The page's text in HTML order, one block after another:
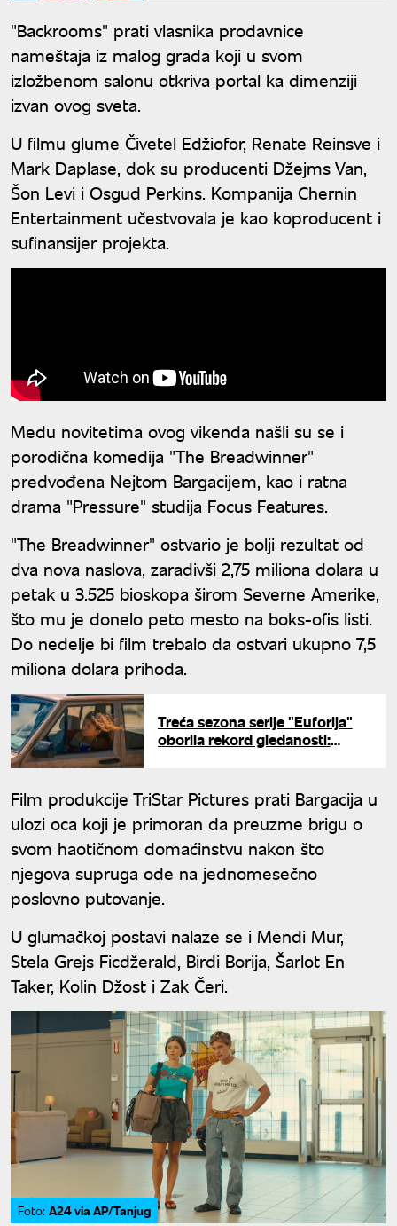
"Backrooms" prati vlasnika prodavnice
nameštaja iz malog grada koji u svom
izložbenom salonu otkriva portal ka dimenziji
izvan ovog sveta.
U filmu glume Čivetel Edžiofor, Renate Reinsve i
Mark Daplase, dok su producenti Džejms Van,
Šon Levi i Osgud Perkins. Kompanija Chernin
Entertainment učestvovala je kao koproducent i
sufinansijer projekta.
Među novitetima ovog vikenda našli su se i
porodična komedija "The Breadwinner"
predvođena Nejtom Bargacijem, kao i ratna
drama "Pressure" studija Focus Features.
"The Breadwinner" ostvario je bolji rezultat od
dva nova naslova, zaradivši 2,75 miliona dolara u
petak u 3.525 bioskopa širom Severne Amerike,
što mu je donelo peto mesto na boks-ofis listi.
Do nedelje bi film trebalo da ostvari ukupno 7,5
miliona dolara prihoda.
Treća sezona serije "Euforija"
oborila rekord gledanosti:
Film produkcije TriStar Pictures prati Bargacija u
ulozi oca koji je primoran da preuzme brigu o
svom haotičnom domaćinstvu nakon što
njegova supruga ode na jednomesečno
poslovno putovanje.
U glumačkoj postavi nalaze se i Mendi Mur,
Stela Grejs Ficdžerald, Birdi Borija, Šarlot En
Taker, Kolin Džost i Zak Čeri.
Foto: A24 via AP/Tanjug